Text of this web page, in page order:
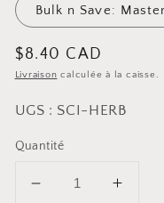
Bulk n Save:
Prix
​​
$8.40 CAD
Livraison calculée à la caisse.
UGS : SCI-HERB
Quantité
Diminuer